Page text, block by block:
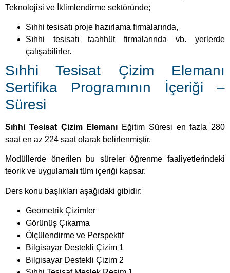
Teknolojisi ve İklimlendirme sektöründe;
Sıhhi tesisatı proje hazırlama firmalarında,
Sıhhi tesisatı taahhüt firmalarında vb. yerlerde
çalışabilirler.
Sıhhi Tesisat Çizim Elemanı
Sertifika Programının İçeriği –
Süresi
Sıhhi Tesisat Çizim Elemanı Eğitim Süresi en fazla 280
saat en az 224 saat olarak belirlenmiştir.
Modüllerde önerilen bu süreler öğrenme faaliyetlerindeki
teorik ve uygulamalı tüm içeriği kapsar.
Ders konu başlıkları aşağıdaki gibidir:
Geometrik Çizimler
Görünüş Çıkarma
Ölçülendirme ve Perspektif
Bilgisayar Destekli Çizim 1
Bilgisayar Destekli Çizim 2